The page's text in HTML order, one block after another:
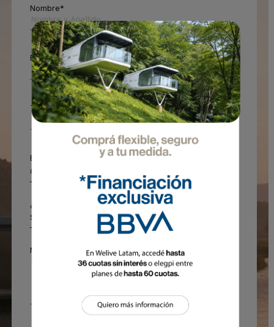
Nombre*
Email*
Teléfono
Estoy interesado en
¿Te interesa acceder a la financiación del BBVA?
Mensaje